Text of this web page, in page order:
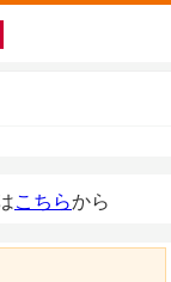
こちらから